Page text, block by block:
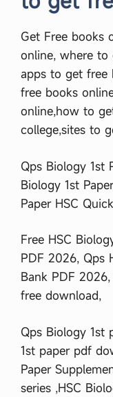
Get Free books
online, where
apps to get free
free books
online,how to
college,sites to
Qps Biology 1st
Biology 1st
Paper HSC
Free HSC
PDF 2026, Qps
Bank PDF
free download,
Qps Biology 1st
1st paper pdf
Paper
series ,HSC